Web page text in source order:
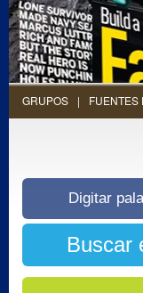
GRUPOS FUENTES